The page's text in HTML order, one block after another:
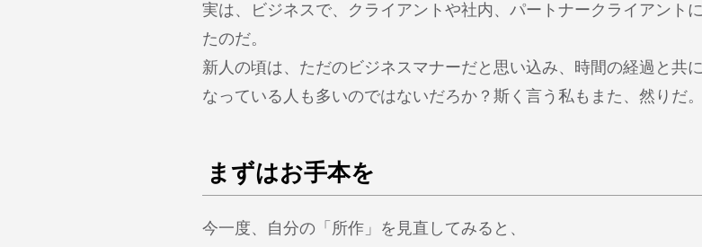
実は、ビジネスで、クライアントや社内、パートナークライアント
たのだ。
新人の頃は、ただのビジネスマナーだと思い込み、時間の経過と共
なっている人も多いのではないだろか？斯く言う私もまた、然りだ。
まずはお手本を
今一度、自分の「所作」を見直してみると、